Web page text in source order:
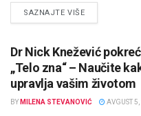
SAZNAJTE VIŠEDETAILS
Dr Nick Knežević
„Telo zna“ – Naučite
upravlja vašim životom
BY MILENA STEVANOVIĆ AVGUST